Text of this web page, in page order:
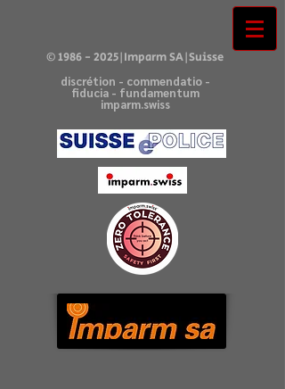
©1986 - 2025|Imparm SA|Suisse
discrétion - commendatio -
fiducia - fundamentum
imparm.swiss